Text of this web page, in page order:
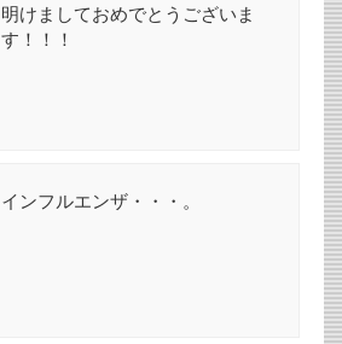
明けましておめでとうございま
す！！！
インフルエンザ・・・。